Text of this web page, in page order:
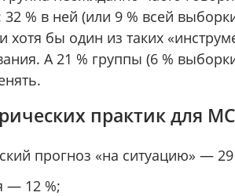
% в ней (или 9 % всей
бы один из таких
А 21 % группы (6 %
практик для
прогноз «на ситуацию» —
— 12 %;